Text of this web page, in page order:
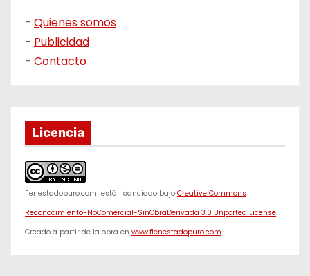
- Quienes somos
- Publicidad
- Contacto
Licencia
f1enestadopuro.com está licanciado bajo Creative Commons
Reconocimiento-NoComercial-SinObraDerivada 3.0 Unported License.
Creado a partir de la obra en www.f1enestadopuro.com